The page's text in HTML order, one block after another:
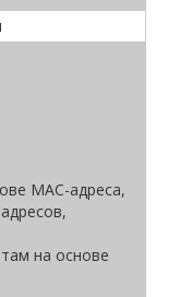
MAC-адреса,
на основе